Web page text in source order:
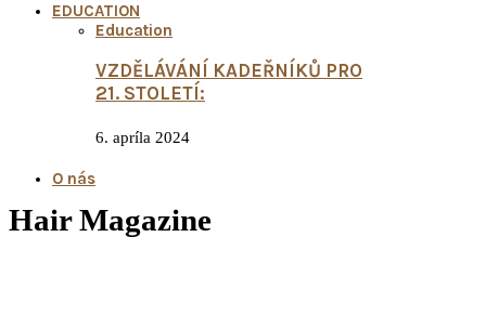
EDUCATION
Education
VZDĚLÁVÁNÍ KADEŘNÍKŮ PRO
21. STOLETÍ:
6. apríla 2024
O nás
Hair Magazine